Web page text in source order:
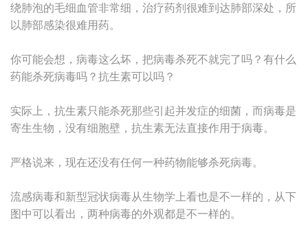
绕肺泡的毛细血管非常细，治疗药剂很难到达肺部深处，所
以肺部感染很难用药。
你可能会想，病毒这么坏，把病毒杀死不就完了吗？有什么
药能杀死病毒吗？抗生素可以吗？
实际上，抗生素只能杀死那些引起并发症的细菌，而病毒是
寄生生物，没有细胞壁，抗生素无法直接作用于病毒。
严格说来，现在还没有任何一种药物能够杀死病毒。
流感病毒和新型冠状病毒从生物学上看也是不一样的，从下
图中可以看出，两种病毒的外观都是不一样的。